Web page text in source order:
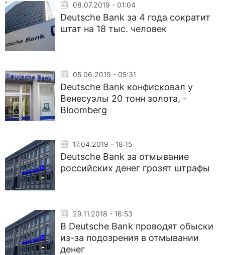
08.07.2019 - 01:04
Deutsche Bank за 4 года сократит
штат на 18 тыс. человек
05.06.2019 - 05:31
Deutsche Bank конфисковал у
Венесуэлы 20 тонн золота, -
Bloomberg
17.04.2019 - 18:15
Deutsche Bank за отмывание
российских денег грозят штрафы
29.11.2018 - 16:53
В Deutsche Bank проводят обыски
из-за подозрения в отмывании
денег